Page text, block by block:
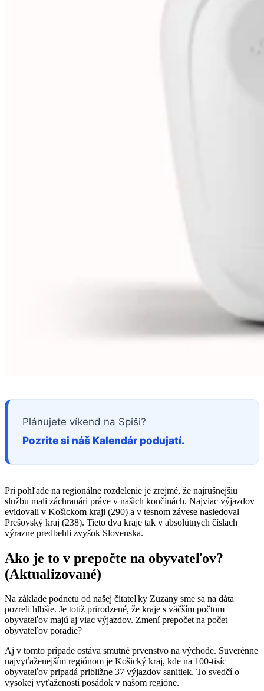
Plánujete víkend na Spiši?
Pozrite si náš Kalendár podujatí.
Pri pohľade na regionálne rozdelenie je zrejmé, že najrušnejšiu
službu mali záchranári práve v našich končinách. Najviac výjazdov
evidovali v Košickom kraji (290) a v tesnom závese nasledoval
Prešovský kraj (238). Tieto dva kraje tak v absolútnych číslach
výrazne predbehli zvyšok Slovenska.
Ako je to v prepočte na obyvateľov?
(Aktualizované)
Na základe podnetu od našej čitateľky Zuzany sme sa na dáta
pozreli hlbšie. Je totiž prirodzené, že kraje s väčším počtom
obyvateľov majú aj viac výjazdov. Zmení prepočet na počet
obyvateľov poradie?
Aj v tomto prípade ostáva smutné prvenstvo na východe. Suverénne
najvyťaženejším regiónom je Košický kraj, kde na 100-tisíc
obyvateľov pripadá približne 37 výjazdov sanitiek. To svedčí o
vysokej vyťaženosti posádok v našom regióne.